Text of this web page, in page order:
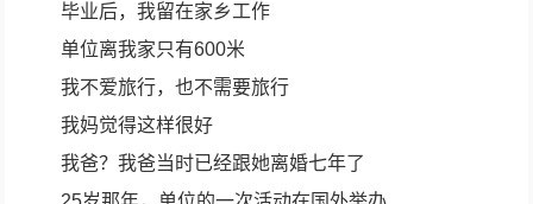
毕业后，我留在家乡工作
单位离我家只有600米
我不爱旅行，也不需要旅行
我妈觉得这样很好
我爸？我爸当时已经跟她离婚七年了